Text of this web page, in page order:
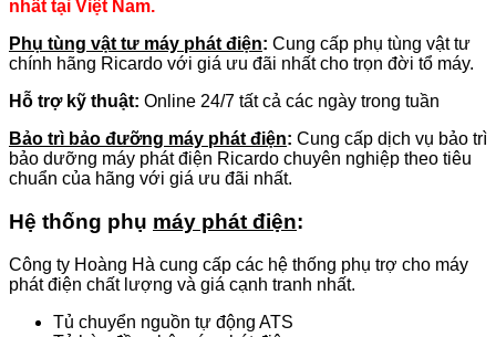
nhất tại Việt Nam.
Phụ tùng vật tư máy phát điện: Cung cấp phụ tùng vật tư
chính hãng Ricardo với giá ưu đãi nhất cho trọn đời tổ máy.
Hỗ trợ kỹ thuật: Online 24/7 tất cả các ngày trong tuần
Bảo trì bảo đưỡng máy phát điện: Cung cấp dịch vụ bảo trì
bảo dưỡng máy phát điện Ricardo chuyên nghiệp theo tiêu
chuẩn của hãng với giá ưu đãi nhất.
Hệ thống phụ máy phát điện:
Công ty Hoàng Hà cung cấp các hệ thống phụ trợ cho máy
phát điện chất lượng và giá cạnh tranh nhất.
Tủ chuyển nguồn tự động ATS